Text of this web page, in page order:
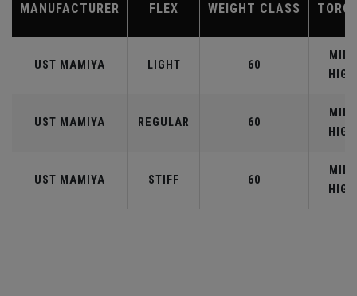
MANUFACTURER FLEX WEIGHT CLASS
UST MAMIYA LIGHT 60
MID-
HIGH
UST MAMIYA REGULAR 60
MID-
HIGH
UST MAMIYA STIFF 60
MID-
HIGH